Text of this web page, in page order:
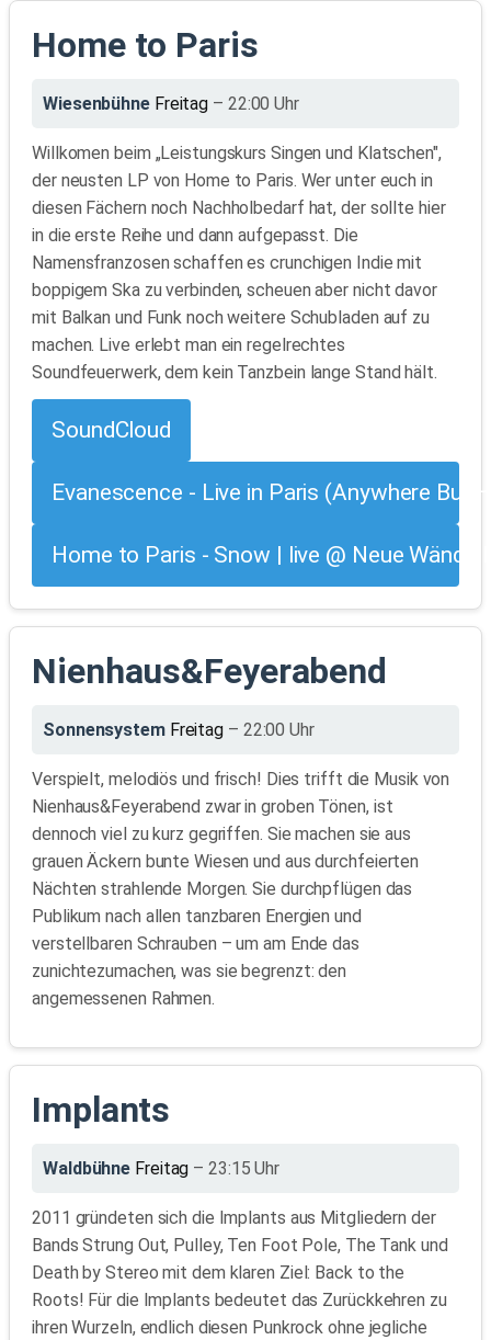
Home to Paris
Wiesenbühne Freitag – 22:00 Uhr
Willkomen beim „Leistungskurs Singen und Klatschen",
der neusten LP von Home to Paris. Wer unter euch in
diesen Fächern noch Nachholbedarf hat, der sollte hier
in die erste Reihe und dann aufgepasst. Die
Namensfranzosen schaffen es crunchigen Indie mit
boppigem Ska zu verbinden, scheuen aber nicht davor
mit Balkan und Funk noch weitere Schubladen auf zu
machen. Live erlebt man ein regelrechtes
Soundfeuerwerk, dem kein Tanzbein lange Stand hält.
SoundCloud
Evanescence - Live in Paris (Anywhere But
Home to Paris - Snow | live @ Neue Wände
Nienhaus&Feyerabend
Sonnensystem Freitag – 22:00 Uhr
Verspielt, melodiös und frisch! Dies trifft die Musik von
Nienhaus&Feyerabend zwar in groben Tönen, ist
dennoch viel zu kurz gegriffen. Sie machen sie aus
grauen Äckern bunte Wiesen und aus durchfeierten
Nächten strahlende Morgen. Sie durchpflügen das
Publikum nach allen tanzbaren Energien und
verstellbaren Schrauben – um am Ende das
zunichtezumachen, was sie begrenzt: den
angemessenen Rahmen.
Implants
Waldbühne Freitag – 23:15 Uhr
2011 gründeten sich die Implants aus Mitgliedern der
Bands Strung Out, Pulley, Ten Foot Pole, The Tank und
Death by Stereo mit dem klaren Ziel: Back to the
Roots! Für die Implants bedeutet das Zurückkehren zu
ihren Wurzeln, endlich diesen Punkrock ohne jegliche